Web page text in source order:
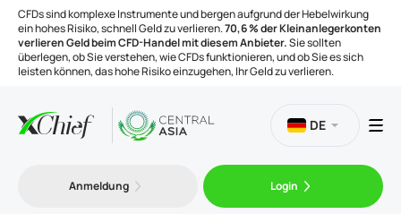
CFDs sind komplexe Instrumente und bergen aufgrund der Hebelwirkung
ein hohes Risiko, schnell Geld zu verlieren.70,6 % der Kleinanlegerkonten
verlieren Geld beim CFD-Handel mit diesem Anbieter.Sie sollten
überlegen, ob Sie verstehen, wie CFDs funktionieren, und ob Sie es sich
leisten können, das hohe Risiko einzugehen, Ihr Geld zu verlieren.
DE
Anmeldung Login